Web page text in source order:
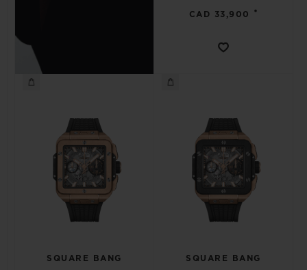
CAD 33,900 •
SQUARE BANG SQUARE BANG